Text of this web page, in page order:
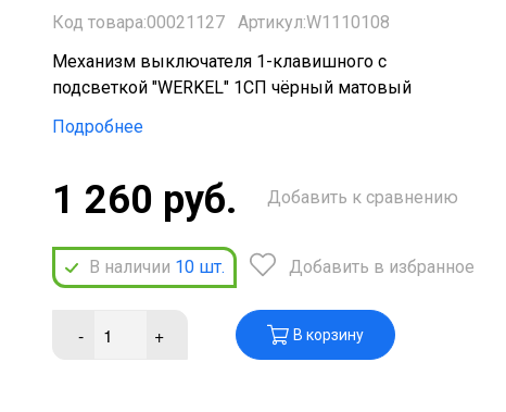
Код товара:00021127
Артикул:W1110108
Механизм выключателя 1-клавишного с
подсветкой "WERKEL" 1СП чёрный матовый
Подробнее
1 260 руб.
В наличии 10 шт.
Добавить к сравнению
Добавить в избранное
- + В корзину